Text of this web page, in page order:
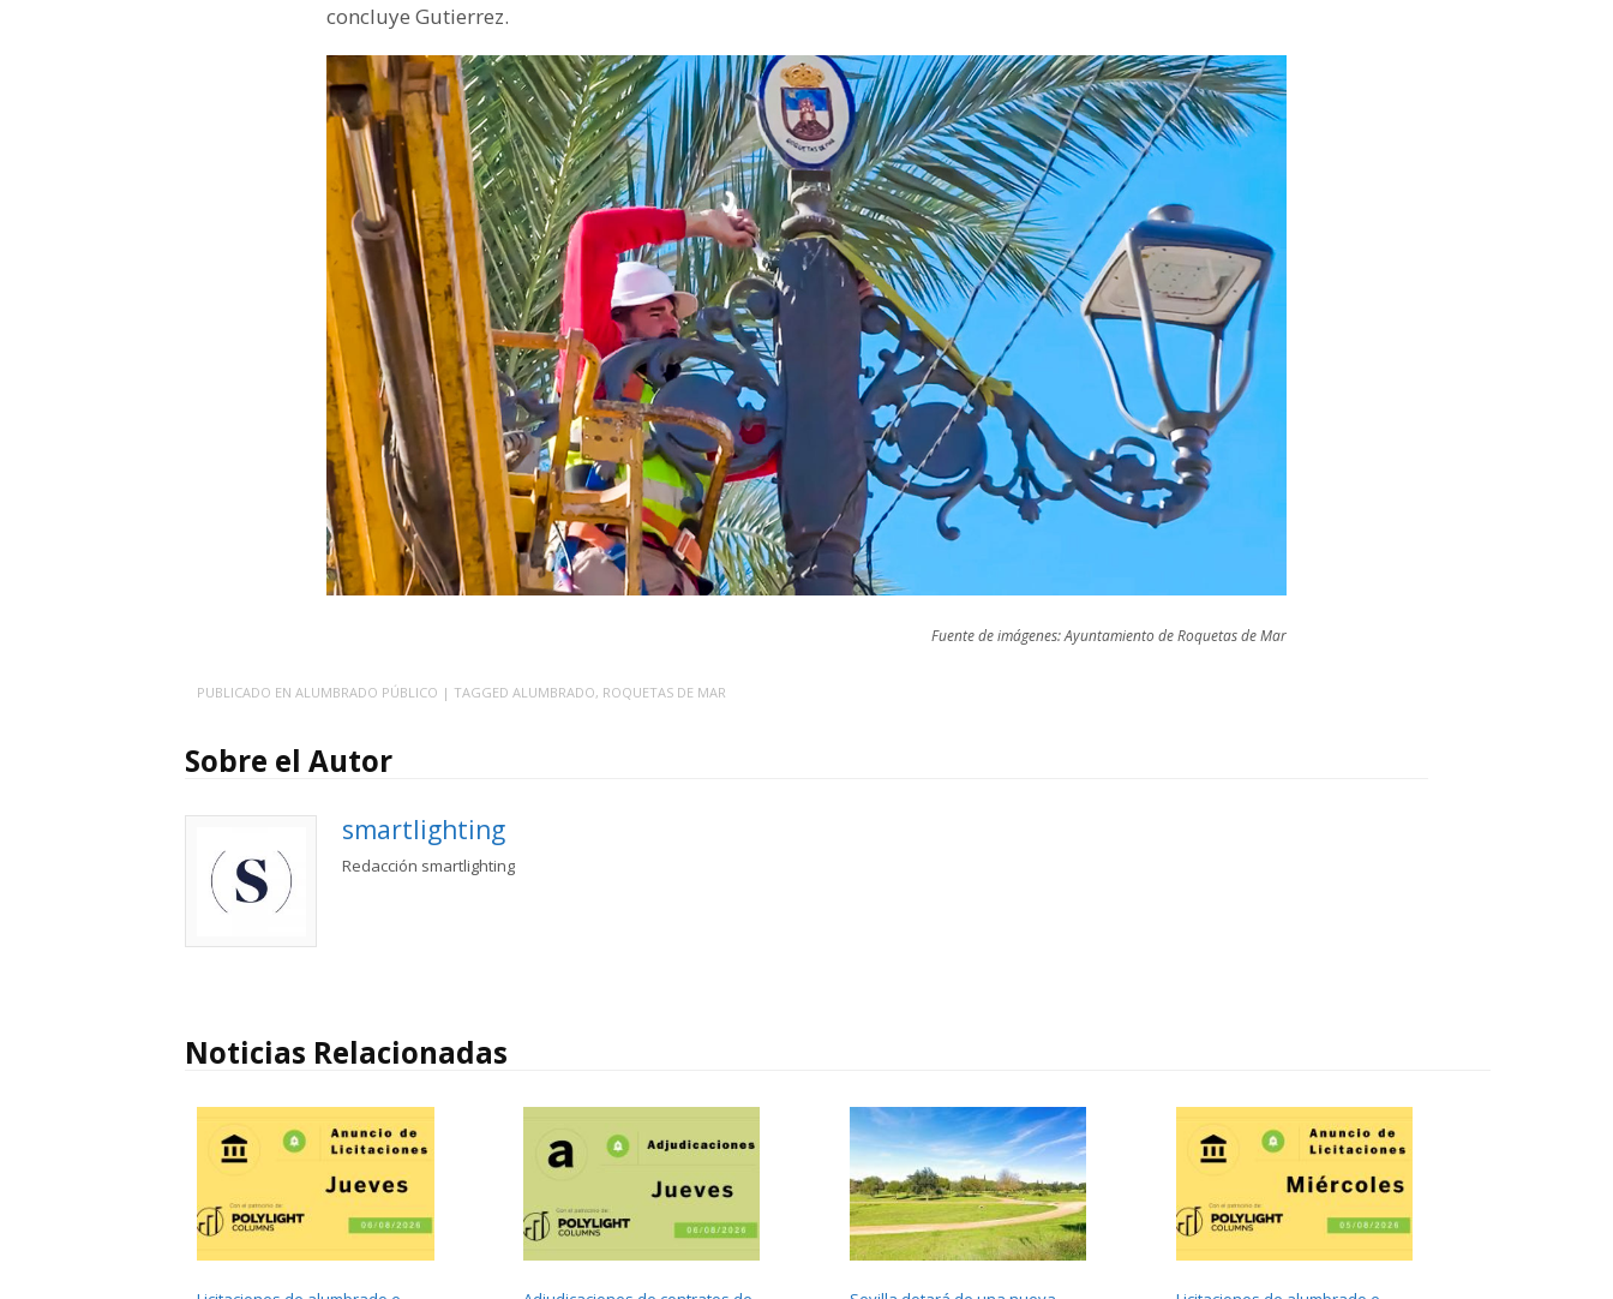
concluye Gutierrez.
Fuente de imágenes: Ayuntamiento de Roquetas de Mar
PUBLICADO EN ALUMBRADO PÚBLICO | TAGGED ALUMBRADO, ROQUETAS DE MAR
Sobre el Autor
smartlighting
Redacción smartlighting
Noticias Relacionadas